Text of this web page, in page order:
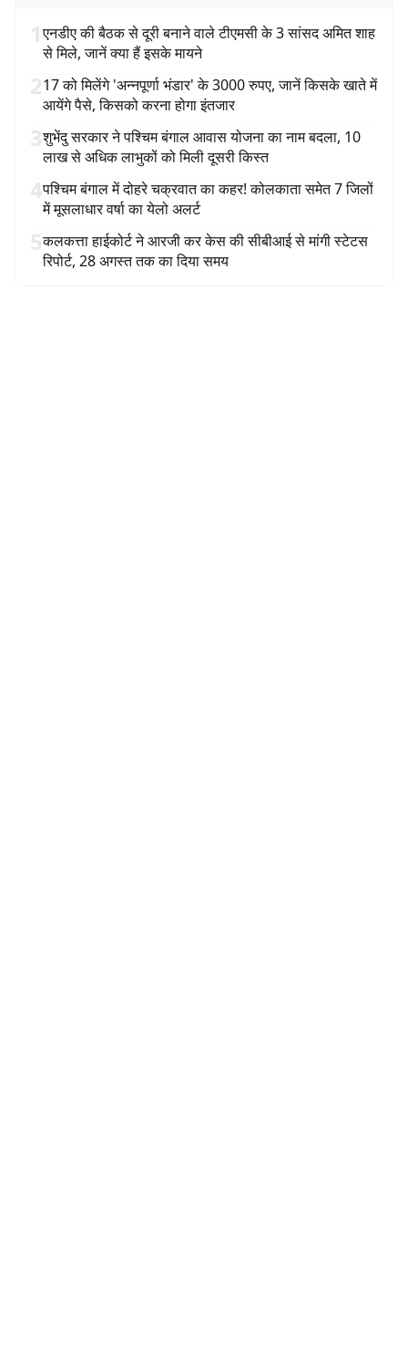
1एनडीए की बैठक से दूरी बनाने वाले टीएमसी के 3 सांसद अमित शाह
से मिले, जानें क्या हैं इसके मायने
217 को मिलेंगे 'अन्नपूर्णा भंडार' के 3000 रुपए, जानें किसके खाते में
आयेंगे पैसे, किसको करना होगा इंतजार
3शुभेंदु सरकार ने पश्चिम बंगाल आवास योजना का नाम बदला, 10
लाख से अधिक लाभुकों को मिली दूसरी किस्त
4पश्चिम बंगाल में दोहरे चक्रवात का कहर! कोलकाता समेत 7 जिलों
में मूसलाधार वर्षा का येलो अलर्ट
5कलकत्ता हाईकोर्ट ने आरजी कर केस की सीबीआई से मांगी स्टेटस
रिपोर्ट, 28 अगस्त तक का दिया समय